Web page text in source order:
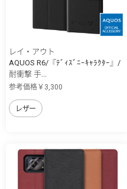
レイ・アウト
AQUOS R6/『ﾃﾞｨｽﾞﾆｰｷｬﾗｸﾀｰ』/
耐衝撃 手...
参考価格￥3,300
レザー